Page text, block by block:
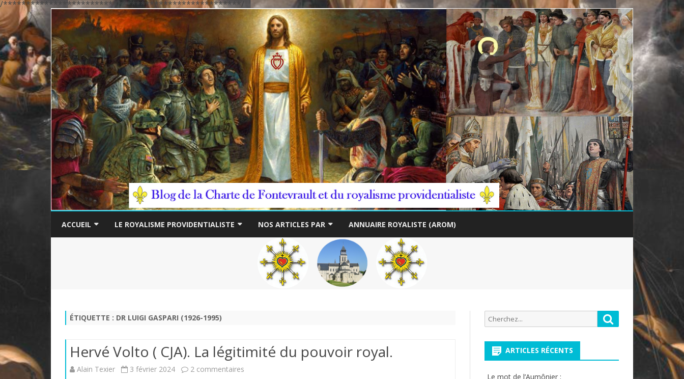
/****************************************************/
to
ACCUEIL LE ROYALISME PROVIDENTIALISTE NOS ARTICLES PAR
THÉME
AUTEUR
ANNUAIRE ROYALISTE (AROM)
ÉTIQUETTE : DR LUIGI GASPARI (1926-1995)
Hervé Volto ( CJA). La légitimité du pouvoir royal.
Alain Texier 3 février 2024 2 commentaires
Recherche
pour:
Rechercher
ARTICLES RÉCENTS
Le mot de l’Aumônier :